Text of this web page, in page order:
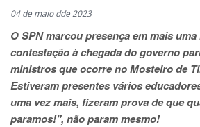
04 de maio dde 2023
O SPN marcou presença em mais
contestação à chegada do governo
ministros que ocorre no Mosteiro de
Estiveram presentes vários
uma vez mais, fizeram prova de que
paramos!", não param mesmo!